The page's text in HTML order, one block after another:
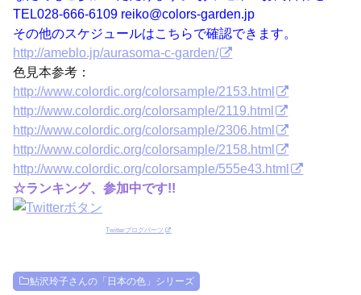
TEL028-666-6109 reiko@colors-garden.jp
その他のスケジュールはこちらで確認できます。
http://ameblo.jp/aurasoma-c-garden/
色見本参考：
http://www.colordic.org/colorsample/2153.html
http://www.colordic.org/colorsample/2119.html
http://www.colordic.org/colorsample/2306.html
http://www.colordic.org/colorsample/2158.html
http://www.colordic.org/colorsample/555e43.html
☆ランキング、参加中です!!
Twitterブログパーツ
鮎沢玲子さんの「日本の色」シリーズ